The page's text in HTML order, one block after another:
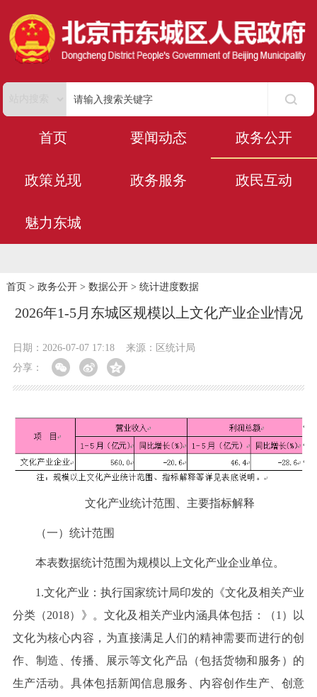
首页 要闻动态 政务公开
政策兑现 政务服务 政民互动
魅力东城
首页 > 政务公开> 数据公开> 统计进度数据
2026年1-5月东城区规模以上文化产业企业情况
日期：2026-07-07 17:18
来源：区统计局
分享：
文化产业统计范围、主要指标解释
（一）统计范围
本表数据统计范围为规模以上文化产业企业单位。
1.文化产业：执行国家统计局印发的《文化及相关产业
分类（2018）》。文化及相关产业内涵具体包括：（1）以
文化为核心内容，为直接满足人们的精神需要而进行的创
作、制造、传播、展示等文化产品（包括货物和服务）的
生产活动。具体包括新闻信息服务、内容创作生产、创意